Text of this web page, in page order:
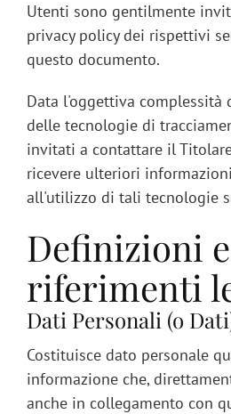
Utenti sono gentilmente
privacy policy dei rispettivi
questo documento.
Data l'oggettiva complessità
delle tecnologie di
invitati a contattare il
ricevere ulteriori
all'utilizzo di tali tecnologie
Definizioni e
riferimenti
Dati Personali (o
Costituisce dato personale
informazione che,
anche in collegamento con